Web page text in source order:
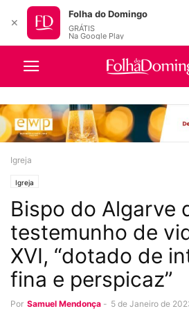
Igreja
Igreja
Bispo do Algarve
testemunho de
XVI, “dotado de
fina e perspicaz”
Por Samuel Mendonça - 5 de Janeiro de
✕
Folha do Domingo
GRÁTIS
Na Google Play